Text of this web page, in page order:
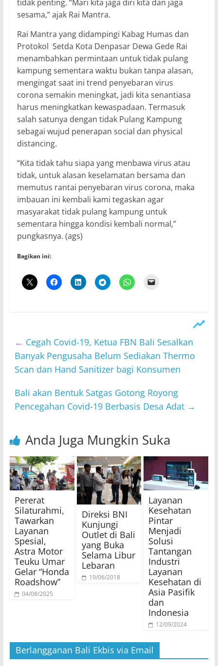
tidak penting. “Mari kita jaga diri kita dan jaga
sesama,” ajak Rai Mantra.
Rai Mantra yang didampingi Kabag Humas dan
Protokol Setda Kota Denpasar Dewa Gede Rai
menambahkan permintaan untuk tidak pulang
kampung sementara waktu bukan tanpa alasan,
mengingat saat ini trend penyebaran virus
corona semakin meningkat, jadi kita senantiasa
harus meningkatkan kewaspadaan. Termasuk
salah satunya dengan tidak Pulang Kampung
sebagai wujud penerapan social dan physical
distancing.
“Kita tidak tahu siapa yang menbawa virus atau
tidak, untuk alasan keselamatan bersama dan
memutus rantai penyebaran virus corona, maka
imbauan ini kembali kami tegaskan agar
masyarakat tidak pulang kampung untuk
sementara hingga kondisi kembali normal,”
pungkasnya. (ags)
Bagikan ini:
← Cegah Covid-19, Ketua FBN Bali Sesalkan
Banyak Pengusaha Belum Sediakan Thermo
Scan dan Hand Sanitizer bagi Konsumen
Bali akan Bentuk Satgas Gotong Royong
Pencegahan Covid-19 Berbasis Desa Adat →
Anda Juga Mungkin Suka
Pererat
Silaturahmi,
Tawarkan
Layanan
Spesial,
Astra Motor
Teuku Umar
Gelar “Honda
Roadshow”
04/08/2025
Direksi BNI
Kunjungi
Outlet di Bali
yang Buka
Selama Libur
Lebaran
19/06/2018
Layanan
Kesehatan
Pintar
Menjadi
Solusi
Tantangan
Industri
Layanan
Kesehatan di
Asia Pasifik
dan
Indonesia
12/09/2024
Berlangganan Bali Ekbis via Email